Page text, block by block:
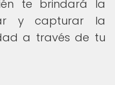
te brindará la
y capturar la
a través de tu